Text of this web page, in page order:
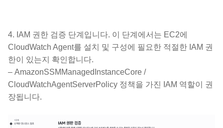
4. IAM 권한 검증 단계입니다. 이 단계에서는 EC2에
CloudWatch Agent를 설치 및 구성에 필요한 적절한 IAM 권
한이 있는지 확인합니다.
– AmazonSSMManagedInstanceCore /
CloudWatchAgentServerPolicy 정책을 가진 IAM 역할이 권
장됩니다.